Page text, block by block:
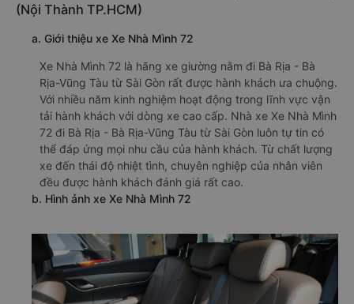
(Nội Thành TP.HCM)
a. Giới thiệu xe Xe Nhà Mình 72
Xe Nhà Mình 72 là hãng xe giường nằm đi Bà Rịa - Bà
Rịa-Vũng Tàu từ Sài Gòn rất được hành khách ưa chuộng.
Với nhiều năm kinh nghiệm hoạt động trong lĩnh vực vận
tải hành khách với dòng xe cao cấp. Nhà xe Xe Nhà Mình
72 đi Bà Rịa - Bà Rịa-Vũng Tàu từ Sài Gòn luôn tự tin có
thể đáp ứng mọi nhu cầu của hành khách. Từ chất lượng
xe đến thái độ nhiệt tình, chuyên nghiệp của nhân viên
đều được hành khách đánh giá rất cao.
b. Hình ảnh xe Xe Nhà Mình 72